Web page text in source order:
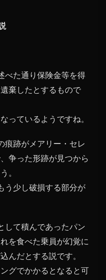
べた通り保険金等を得
棄したとするもので
っているようですね。
痕跡がメアリー・セレ
争った形跡が見つから
。
う少し破損する部分が
して積んであったパン
を食べた乗員が幻覚に
んだとする説です。
グでかかるとなると可